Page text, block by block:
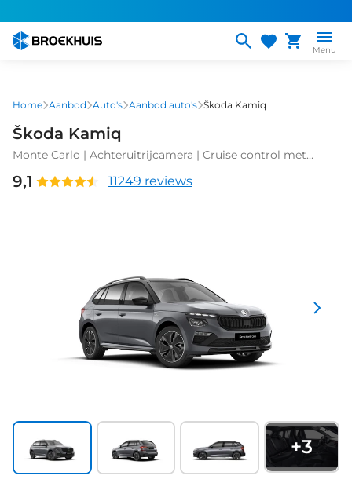
naar
gaan
Menu
Home Aanbod Auto's Aanbod auto's Škoda Kamiq
Škoda Kamiq
Monte Carlo | Achteruitrijcamera | Cruise control met
waarschuwingssysteem
9,1 11249 reviews
+3